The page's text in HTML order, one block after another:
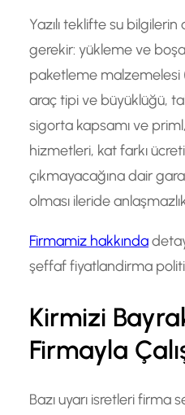
Yazılı teklifte su bilgilerin
gerekir: yükleme ve
paketleme malzemelesi
araç tipi ve büyüklüğü,
sigorta kapsamı ve
hizmetleri, kat farkı
çıkmayacağına dair
olması ileride
Firmamiz hakkında
şeffaf fiyatlandirma
Kirmizi
Firmayla
Bazı uyarı isretleri firma